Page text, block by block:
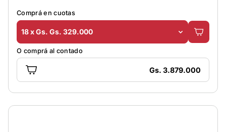
Comprá en cuotas
18 x Gs. Gs. 329.000
O comprá al contado
Gs. 3.879.000